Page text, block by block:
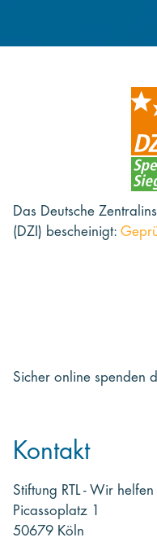
Das Deutsche
(DZI) bescheinigt:
Sicher online spenden
Kontakt
Stiftung RTL - Wir
Picassoplatz 1
50679 Köln